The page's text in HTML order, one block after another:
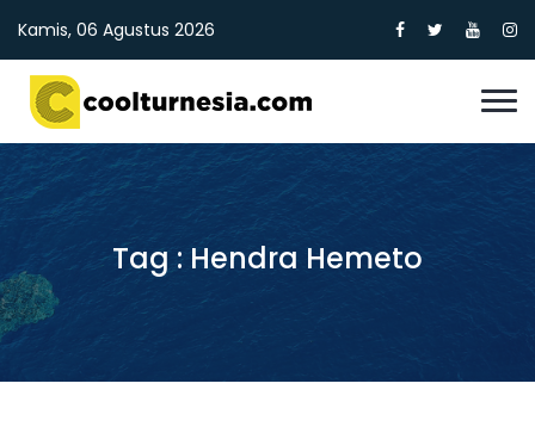
Kamis, 06 Agustus 2026
Tag : Hendra Hemeto